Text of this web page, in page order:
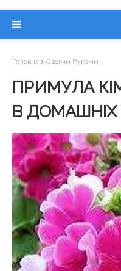
Головна Своїми Руками
ПРИМУЛА
В